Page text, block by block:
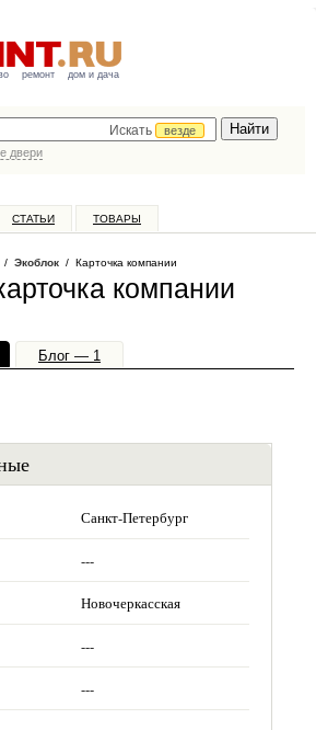
ремонт дом и дача
Искать
везде
двери
СТАТЬИ ТОВАРЫ
/ Экоблок / Карточка компании
компании
Блог — 1
Санкт-Петербург
---
Новочеркасская
---
---